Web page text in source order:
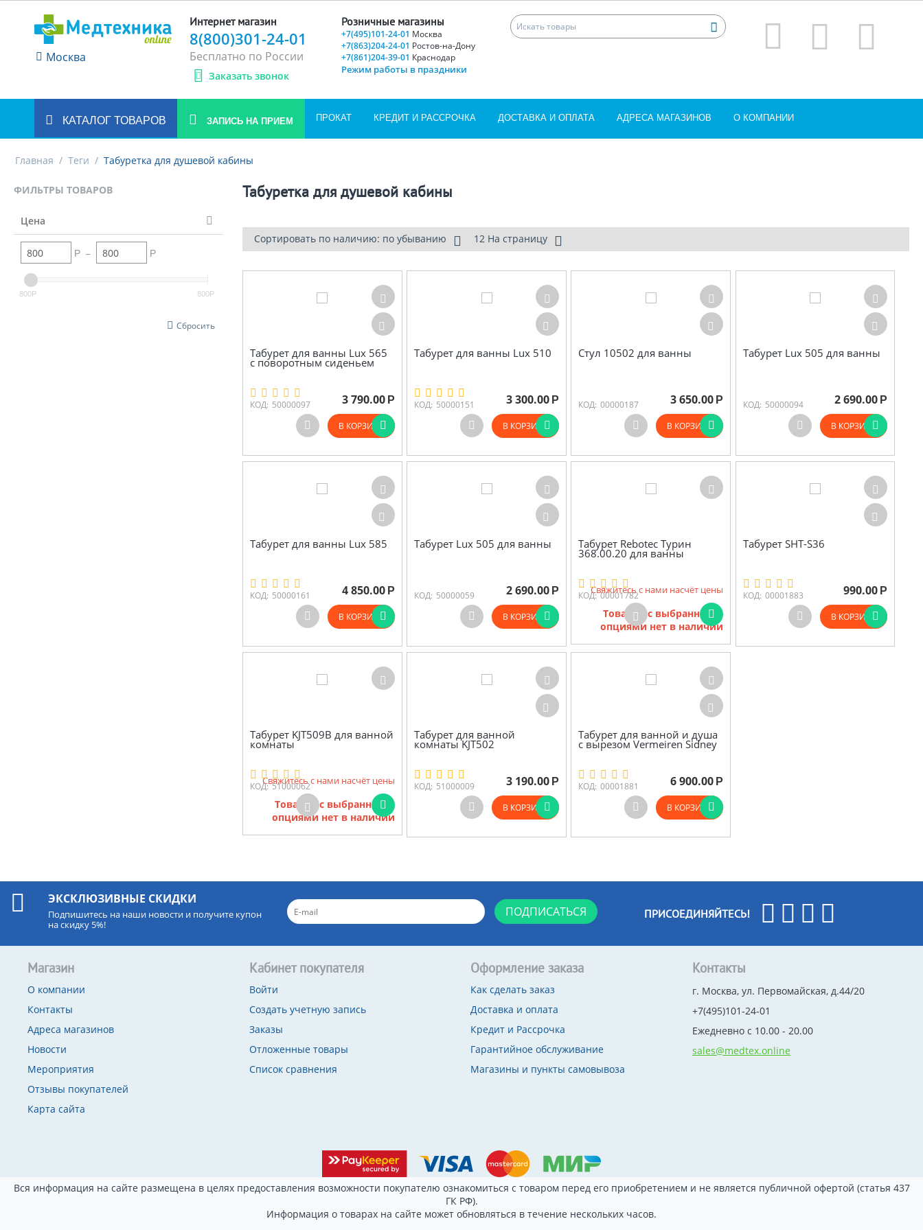
Москва
Интернет магазин
8(800)301-24-01
Бесплатно по России
Заказать звонок
Розничные магазины
+7(495)101-24-01 Москва
+7(863)204-24-01 Ростов-на-Дону
+7(861)204-39-01 Краснодар
Режим работы в праздники
КАТАЛОГ ТОВАРОВ ЗАПИСЬ НА ПРИЕМ ПРОКАТ КРЕДИТ И РАССРОЧКА ДОСТАВКА И ОПЛАТА АДРЕСА МАГАЗИНОВ О КОМПАНИИ
Главная / Теги / Табуретка для душевой кабины
ФИЛЬТРЫ ТОВАРОВ
Цена
Р – Р
800Р 800Р
Сбросить
Табуретка для душевой кабины
Сортировать по наличию: по убыванию 12 На страницу
Табурет для ванны Lux 565
с поворотным сиденьем
КОД: 50000097 3 790.00 Р
В КОРЗИНУ
Табурет для ванны Lux 510
КОД: 50000151 3 300.00 Р
В КОРЗИНУ
Стул 10502 для ванны
КОД: 00000187 3 650.00 Р
В КОРЗИНУ
Табурет Lux 505 для ванны
КОД: 50000094 2 690.00 Р
В КОРЗИНУ
Табурет для ванны Lux 585
КОД: 50000161 4 850.00 Р
В КОРЗИНУ
Табурет Lux 505 для ванны
КОД: 50000059 2 690.00 Р
В КОРЗИНУ
Табурет Rebotec Турин
368.00.20 для ванны
КОД: 00001782
Свяжитесь с нами насчёт цены
Товаров с выбранными
опциями нет в наличии
Табурет SHT-S36
КОД: 00001883 990.00 Р
В КОРЗИНУ
Табурет KJT509B для ванной
комнаты
КОД: 51000062
Свяжитесь с нами насчёт цены
Товаров с выбранными
опциями нет в наличии
Табурет для ванной
комнаты KJT502
КОД: 51000009 3 190.00 Р
В КОРЗИНУ
Табурет для ванной и душа
с вырезом Vermeiren Sidney
КОД: 00001881 6 900.00 Р
В КОРЗИНУ
ЭКСКЛЮЗИВНЫЕ СКИДКИ
Подпишитесь на наши новости и получите купон
на скидку 5%!
ПОДПИСАТЬСЯ ПРИСОЕДИНЯЙТЕСЬ!
Магазин
О компании
Контакты
Адреса магазинов
Новости
Мероприятия
Отзывы покупателей
Карта сайта
Кабинет покупателя
Войти
Создать учетную запись
Заказы
Отложенные товары
Список сравнения
Оформление заказа
Как сделать заказ
Доставка и оплата
Кредит и Рассрочка
Гарантийное обслуживание
Магазины и пункты самовывоза
Контакты
г. Москва, ул. Первомайская, д.44/20
+7(495)101-24-01
Ежедневно с 10.00 - 20.00
sales@medtex.online
Вся информация на сайте размещена в целях предоставления возможности покупателю ознакомиться с товаром перед его приобретением и не является публичной офертой (статья 437
ГК РФ).
Информация о товарах на сайте может обновляться в течение нескольких часов.